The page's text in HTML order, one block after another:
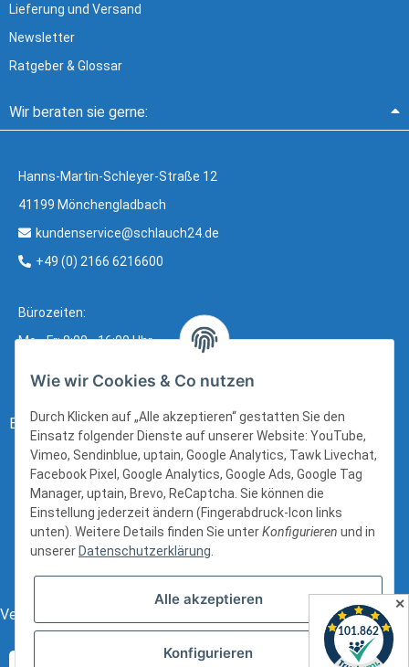
Lieferung und Versand
Newsletter
Ratgeber & Glossar
Wir beraten sie gerne:
Hanns-Martin-Schleyer-Straße 12
41199 Mönchengladbach
kundenservice@schlauch24.de
+49 (0) 2166 6216600
Bürozeiten:
Mo - Fr: 8:00 - 16:00 Uhr
Bezahlung:
Versand:
Wie wir Cookies & Co nutzen
Durch Klicken auf „Alle akzeptieren“ gestatten Sie den
Einsatz folgender Dienste auf unserer Website: YouTube,
Vimeo, Sendinblue, uptain, Google Analytics, Tawk Livechat,
Facebook Pixel, Google Analytics, Google Ads, Google Tag
Manager, uptain, Brevo, ReCaptcha. Sie können die
Einstellung jederzeit ändern (Fingerabdruck-Icon links
unten). Weitere Details finden Sie unterKonfigurieren und in
unserer Datenschutzerklärung.
Alle akzeptieren
Konfigurieren
✕